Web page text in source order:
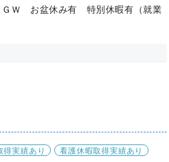
Ｗ お盆休み有 特別休暇有（就業
得実績あり
看護休暇取得実績あり